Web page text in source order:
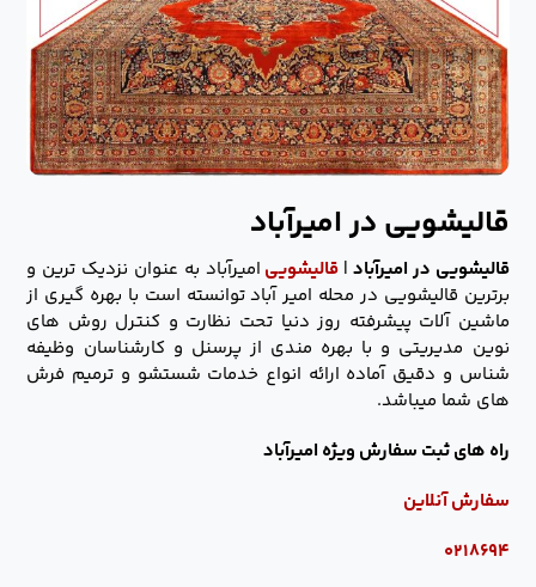
قالیشویی در امیرآباد
قالیشویی در امیرآباد | قالیشویی امیرآباد به عنوان نزدیک ترین و
برترین قالیشویی در محله امیر آباد توانسته است با بهره گیری از
ماشین آلات پیشرفته روز دنیا تحت نظارت و کنترل روش های
نوین مدیریتی و با بهره مندی از پرسنل و کارشناسان وظیفه
شناس و دقیق آماده ارائه انواع خدمات شستشو و ترمیم فرش
های شما میباشد.
راه های ثبت سفارش ویژه امیرآباد
سفارش آنلاین
۰۲۱۸۶۹۴